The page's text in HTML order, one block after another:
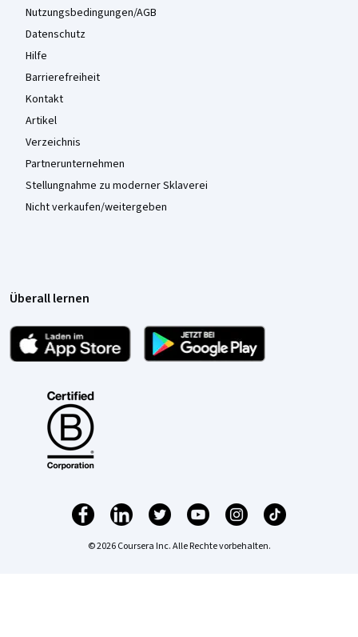
Nutzungsbedingungen/AGB
Datenschutz
Hilfe
Barrierefreiheit
Kontakt
Artikel
Verzeichnis
Partnerunternehmen
Stellungnahme zu moderner Sklaverei
Nicht verkaufen/weitergeben
Überall lernen
© 2026 Coursera Inc. Alle Rechte vorbehalten.